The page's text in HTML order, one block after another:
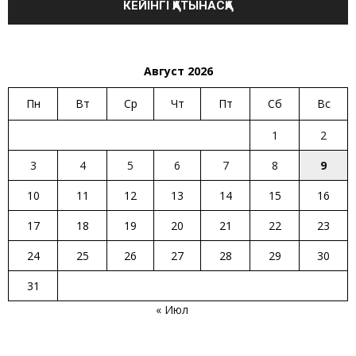
Август 2026
Пн Вт Ср Чт Пт Сб Вс
1
2
3
4 5 6 7 8
9
10
11 12 13 14 15
16
17
18 19 20 21 22
23
24
25 26 27 28 29
30
31
« Июл